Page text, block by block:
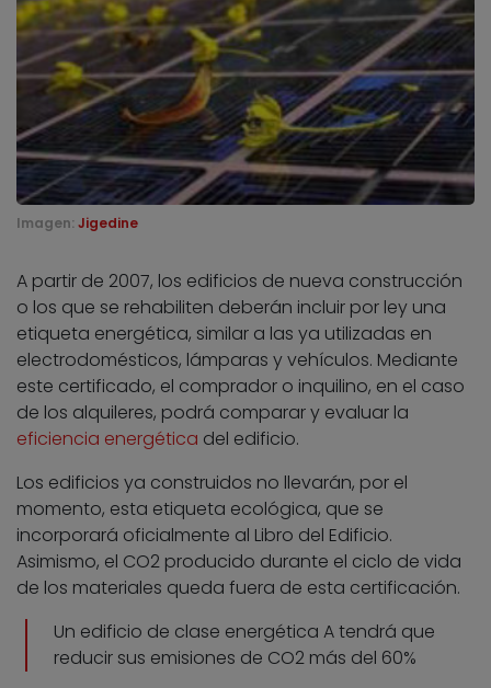
Imagen: Jigedine
A partir de 2007, los edificios de nueva construcción
o los que se rehabiliten deberán incluir por ley una
etiqueta energética, similar a las ya utilizadas en
electrodomésticos, lámparas y vehículos. Mediante
este certificado, el comprador o inquilino, en el caso
de los alquileres, podrá comparar y evaluar la
eficiencia energética del edificio.
Los edificios ya construidos no llevarán, por el
momento, esta etiqueta ecológica, que se
incorporará oficialmente al Libro del Edificio.
Asimismo, el CO2 producido durante el ciclo de vida
de los materiales queda fuera de esta certificación.
Un edificio de clase energética A tendrá que
reducir sus emisiones de CO2 más del 60%